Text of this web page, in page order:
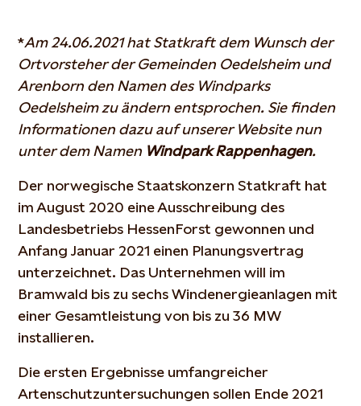
*Am 24.06.2021 hat Statkraft dem Wunsch der
Ortvorsteher der Gemeinden Oedelsheim und
Arenborn den Namen des Windparks
Oedelsheim zu ändern entsprochen. Sie finden
Informationen dazu auf unserer Website nun
unter dem Namen Windpark Rappenhagen.
Der norwegische Staatskonzern Statkraft hat
im August 2020 eine Ausschreibung des
Landesbetriebs HessenForst gewonnen und
Anfang Januar 2021 einen Planungsvertrag
unterzeichnet. Das Unternehmen will im
Bramwald bis zu sechs Windenergieanlagen mit
einer Gesamtleistung von bis zu 36 MW
installieren.
Die ersten Ergebnisse umfangreicher
Artenschutzuntersuchungen sollen Ende 2021